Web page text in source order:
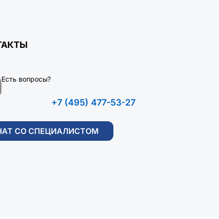
Есть вопросы?
+7 (495) 477-53-27
СО СПЕЦИАЛИСТОМ